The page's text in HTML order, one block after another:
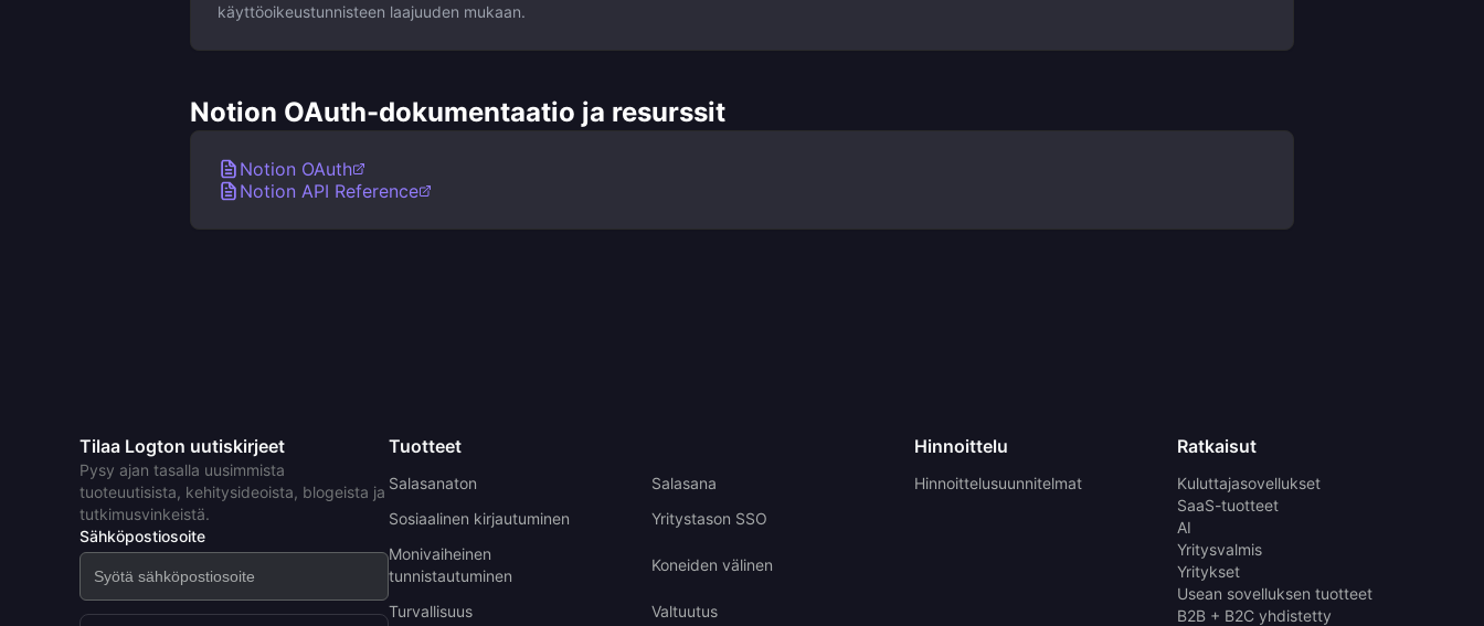
käyttöoikeustunnisteen laajuuden mukaan.
Notion OAuth-dokumentaatio ja resurssit
Notion OAuth
Notion API Reference
Tilaa Logton uutiskirjeet
Pysy ajan tasalla uusimmista
tuoteuutisista, kehitysideoista, blogeista ja
tutkimusvinkeistä.
Sähköpostiosoite
Tuotteet
Salasanaton
Salasana
Sosiaalinen kirjautuminen
Yritystason SSO
Monivaiheinen
tunnistautuminen
Koneiden välinen
Turvallisuus
Valtuutus
Hinnoittelu
Hinnoittelusuunnitelmat
Ratkaisut
Kuluttajasovellukset
SaaS-tuotteet
AI
Yritysvalmis
Yritykset
Usean sovelluksen tuotteet
B2B + B2C yhdistetty